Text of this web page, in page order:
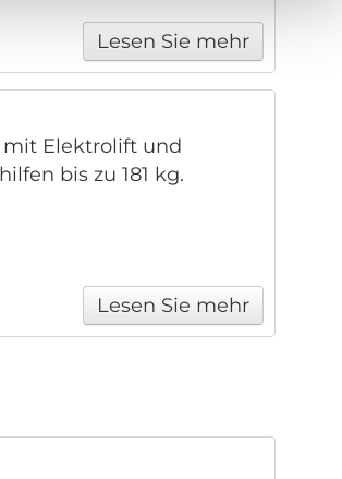
Lesen Sie mehr
mit Elektrolift und
bis zu 181 kg.
Lesen Sie mehr